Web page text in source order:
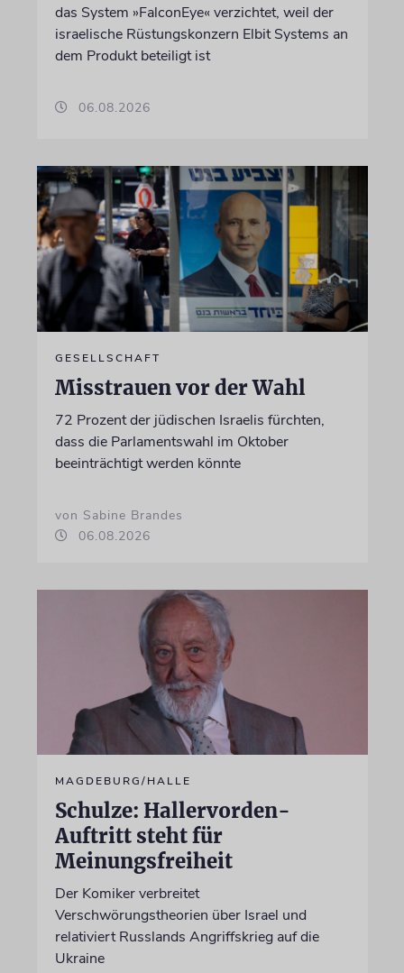
das System »FalconEye« verzichtet, weil der
israelische Rüstungskonzern Elbit Systems an
dem Produkt beteiligt ist
06.08.2026
GESELLSCHAFT
Misstrauen vor der Wahl
72 Prozent der jüdischen Israelis fürchten,
dass die Parlamentswahl im Oktober
beeinträchtigt werden könnte
von Sabine Brandes
06.08.2026
MAGDEBURG/HALLE
Schulze: Hallervorden-
Auftritt steht für
Meinungsfreiheit
Der Komiker verbreitet
Verschwörungstheorien über Israel und
relativiert Russlands Angriffskrieg auf die
Ukraine